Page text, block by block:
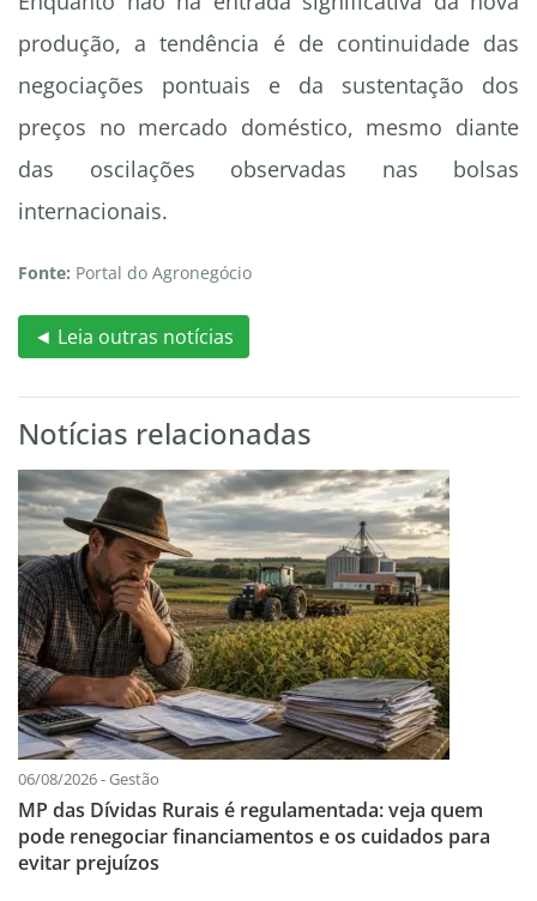
produção, a tendência é de continuidade das
negociações pontuais e da sustentação dos
preços no mercado doméstico, mesmo diante
das oscilações observadas nas bolsas
internacionais.
Fonte: Portal do Agronegócio
◄ Leia outras notícias
Notícias relacionadas
06/08/2026 - Gestão
MP das Dívidas Rurais é regulamentada: veja quem
pode renegociar financiamentos e os cuidados para
evitar prejuízos